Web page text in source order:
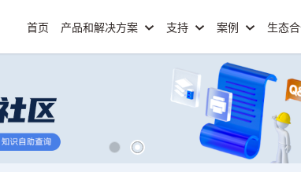
首页 产品和解决方案 支持 案例 生态